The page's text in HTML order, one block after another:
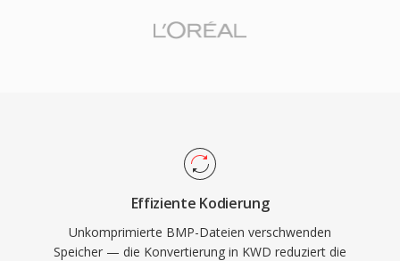
Effiziente Kodierung
Unkomprimierte BMP-Dateien verschwenden
Speicher — die Konvertierung in KWD reduziert die